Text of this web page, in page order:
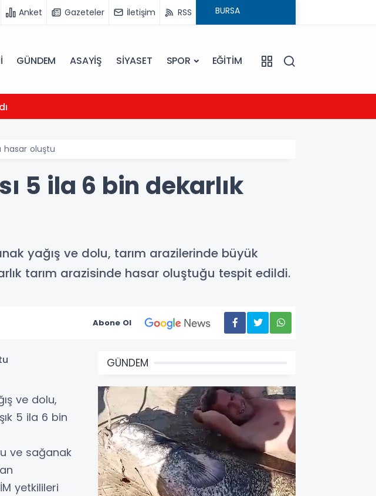
Anket Gazeteler İletişim RSS
GÜNDEM ASAYİŞ SİYASET SPOR EĞİTİM
hasar oluştu
5 ila 6 bin dekarlık
yağış ve dolu, tarım arazilerinde büyük
tarım arazisinde hasar oluştuğu tespit edildi.
Abone Ol
ve dolu,
5 ila 6 bin
ve sağanak
yetkilileri
GÜNDEM